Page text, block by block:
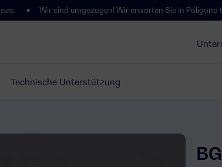
Technische Unterstützung
Wir sind umgezogen! Wir erwarten Sie in Polígono Centrovía,